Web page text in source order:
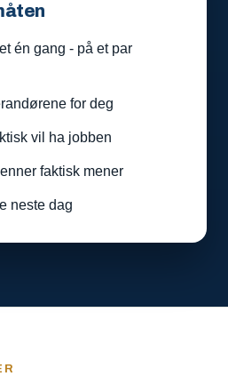
én gang - på et par
for deg
vil ha jobben
faktisk mener
neste dag